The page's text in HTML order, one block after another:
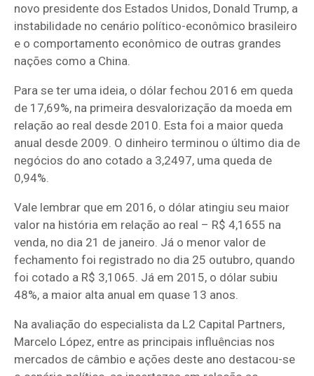
novo presidente dos Estados Unidos, Donald Trump, a
instabilidade no cenário político-econômico brasileiro
e o comportamento econômico de outras grandes
nações como a China.
Para se ter uma ideia, o dólar fechou 2016 em queda
de 17,69%, na primeira desvalorização da moeda em
relação ao real desde 2010. Esta foi a maior queda
anual desde 2009. O dinheiro terminou o último dia de
negócios do ano cotado a 3,2497, uma queda de
0,94%.
Vale lembrar que em 2016, o dólar atingiu seu maior
valor na história em relação ao real – R$ 4,1655 na
venda, no dia 21 de janeiro. Já o menor valor de
fechamento foi registrado no dia 25 outubro, quando
foi cotado a R$ 3,1065. Já em 2015, o dólar subiu
48%, a maior alta anual em quase 13 anos.
Na avaliação do especialista da L2 Capital Partners,
Marcelo López, entre as principais influências nos
mercados de câmbio e ações deste ano destacou-se